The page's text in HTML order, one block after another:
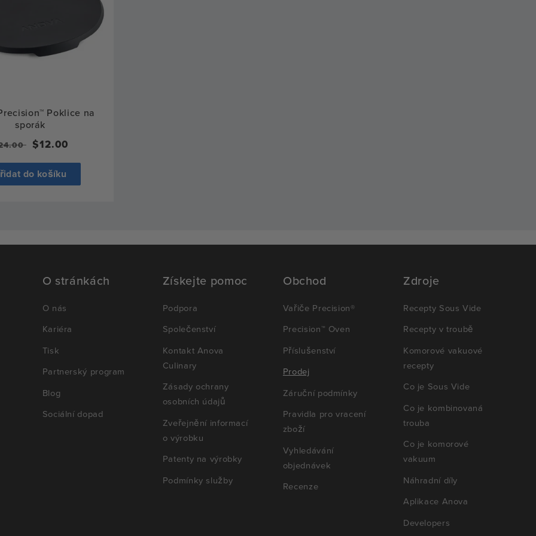
Poklice na
sporák
Výprodejová
$12.00
do košíku
O stránkách
O nás
Kariéra
Tisk
Partnerský program
Blog
Sociální dopad
Získejte pomoc
Podpora
Společenství
Kontakt Anova
Culinary
Zásady ochrany
osobních údajů
Zveřejnění informací
o výrobku
Patenty na výrobky
Podmínky služby
Obchod
Vařiče Precision®
Precision™ Oven
Příslušenství
Prodej
Záruční podmínky
Pravidla pro vracení
zboží
Vyhledávání
objednávek
Recenze
Zdroje
Recepty Sous Vide
Recepty v troubě
Komorové vakuové
recepty
Co je Sous Vide
Co je kombinovaná
trouba
Co je komorové
vakuum
Náhradní díly
Aplikace Anova
Developers